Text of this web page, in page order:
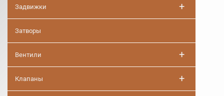
Задвижки +
Затворы
Вентили +
Клапаны +